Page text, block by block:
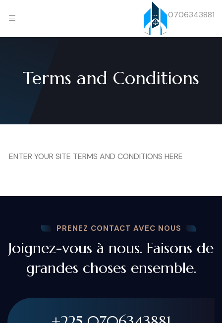
0706343881
Terms and Conditions
ENTER YOUR SITE TERMS AND CONDITIONS HERE
PRENEZ CONTACT AVEC NOUS
Joignez-vous à nous. Faisons de
grandes choses ensemble.